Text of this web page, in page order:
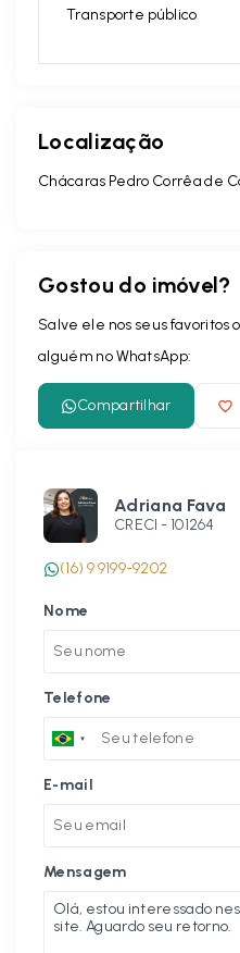
Transporte público
Localização
Chácaras Pedro Corrêa de
Gostou do imóvel?
Salve ele nos seus favoritos
alguém no WhatsApp:
Compartilhar
Adriana Fava
CRECI - 101264
(16) 9 9199-9202
Nome
Telefone
E-mail
Mensagem